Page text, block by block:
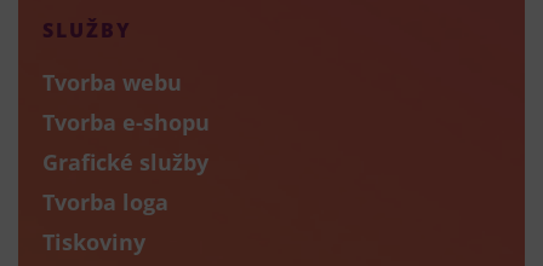
SLUŽBY
Tvorba webu
Tvorba e-shopu
Grafické služby
Tvorba loga
Tiskoviny